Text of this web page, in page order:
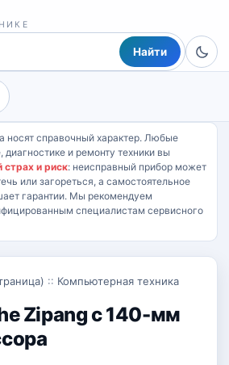
Найти
носят справочный характер. Любые
диагностике и ремонту техники вы
страх и риск: неисправный прибор может
или загореться, а самостоятельное
гарантии. Мы рекомендуем
специалистам сервисного
:: Компьютерная техника
Zipang с 140-мм